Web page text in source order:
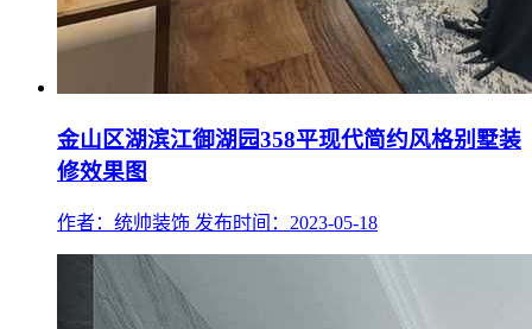
金山区湖滨江御湖园358平现代简约风格别墅装
修效果图
作者：统帅装饰 发布时间：2023-05-18